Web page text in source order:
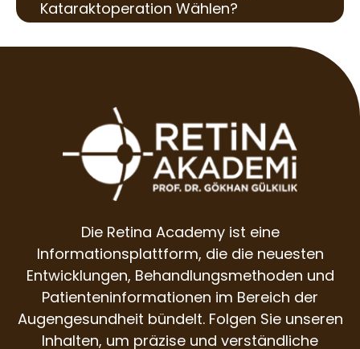
Kataraktoperation Wählen?
Die Retina Academy ist eine
Informationsplattform, die die neuesten
Entwicklungen, Behandlungsmethoden und
Patienteninformationen im Bereich der
Augengesundheit bündelt. Folgen Sie unseren
Inhalten, um präzise und verständliche